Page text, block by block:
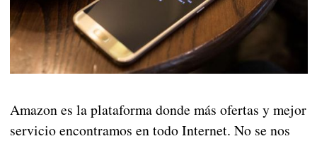
Amazon es la plataforma donde más ofertas y mejor
servicio encontramos en todo Internet. No se nos